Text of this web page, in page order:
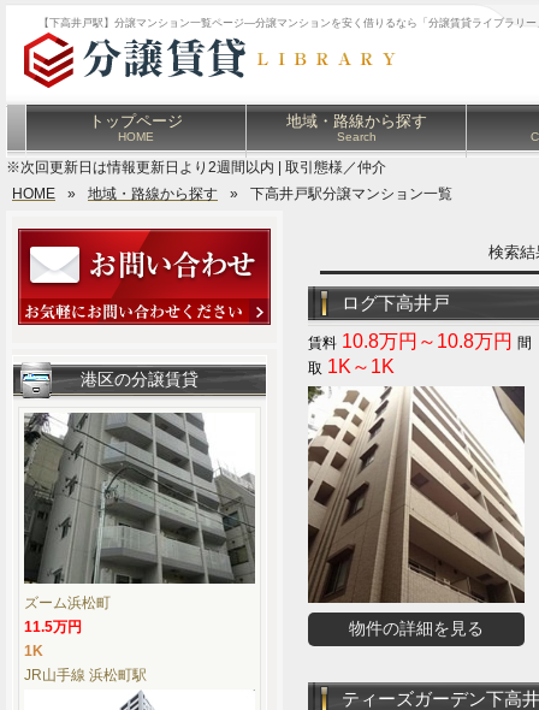
【下高井戸駅】分譲マンション一覧ページ―分譲マンションを安く借りるなら「分譲賃貸ライブラリー
トップページ
HOME
地域・路線から探す
Search
※次回更新日は情報更新日より2週間以内 | 取引態様／仲介
HOME
» 地域・路線から探す » 下高井戸駅分譲マンション一覧
検索
ログ下高井戸
10.8万円～10.8万円
1K～1K
物件の詳細を見る
ティーズガーデン下高
港区の分譲賃貸
ズーム浜松町
11.5万円
1K
JR山手線 浜松町駅